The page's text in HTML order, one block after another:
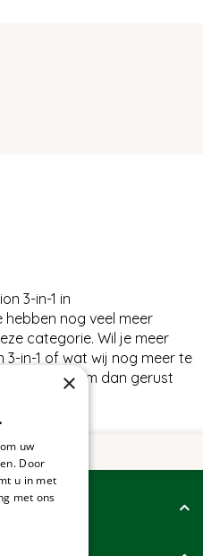
3-in-1 in
nog veel meer
categorie. Wil je meer
in-1 of wat wij nog meer te
neem dan gerust
×
uw
Door
u in met
met ons